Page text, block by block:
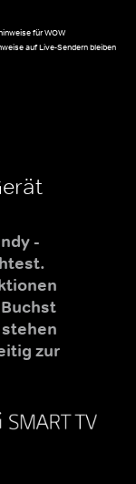
für WOW
auf Live-Sendern bleiben
-
stehen
zur